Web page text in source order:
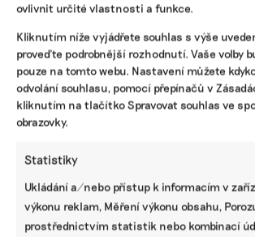
ovlivnit určité vlastnosti a funkce.
Kliknutím níže vyjádřete souhlas s výše
proveďte podrobnější rozhodnutí. Vaše volby
pouze na tomto webu. Nastavení můžete
odvolání souhlasu, pomocí přepínačů v
kliknutím na tlačítko Spravovat souhlas ve
obrazovky.
Statistiky
Ukládání a/nebo přístup k informacím v
výkonu reklam, Měření výkonu obsahu,
prostřednictvím statistik nebo kombinací
informace dostupné
Díky vaší podpoře se můžeme
která by jinak nevznikla.